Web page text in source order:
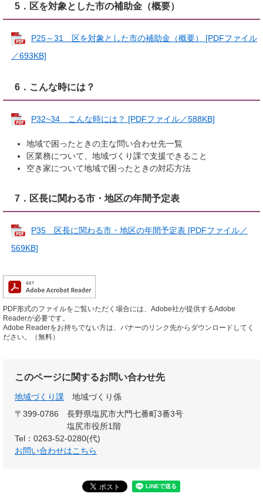
5．区を対象とした市の補助金（概要）
P25～31 区を対象とした市の補助金（概要） [PDFファイル
／693KB]
6．こんな時には？
P32~34 こんな時には？ [PDFファイル／588KB]
地域で困ったときの主な問い合わせ先一覧
区業務について、地域づくり課で支援できること
空き家について地域で困ったときの対応方法
7．区長に関わる市・地区の年間予定表
P35 区長に関わる市・地区の年間予定表 [PDFファイル／
569KB]
PDF形式のファイルをご覧いただく場合には、Adobe社が提供するAdobe
Readerが必要です。
Adobe Readerをお持ちでない方は、バナーのリンク先からダウンロードしてく
ださい。（無料）
このページに関するお問い合わせ先
地域づくり課
地域づくり係
〒399-0786
長野県塩尻市大門七番町3番3号
塩尻市役所1階
Tel：0263-52-0280(代)
お問い合わせはこちら